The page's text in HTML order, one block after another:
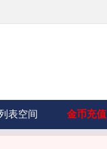
表空间 金币充值